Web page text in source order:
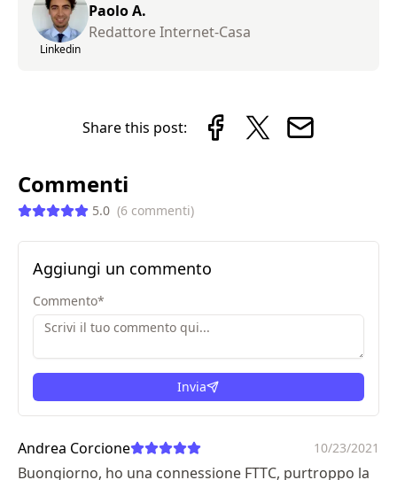
Linkedin
Paolo A.
Redattore Internet-Casa
Share this post:
Commenti
5.0 (6 commenti)
Aggiungi un commento
Commento*
Invia
Andrea Corcione 10/23/2021
Buongiorno, ho una connessione FTTC, purtroppo la